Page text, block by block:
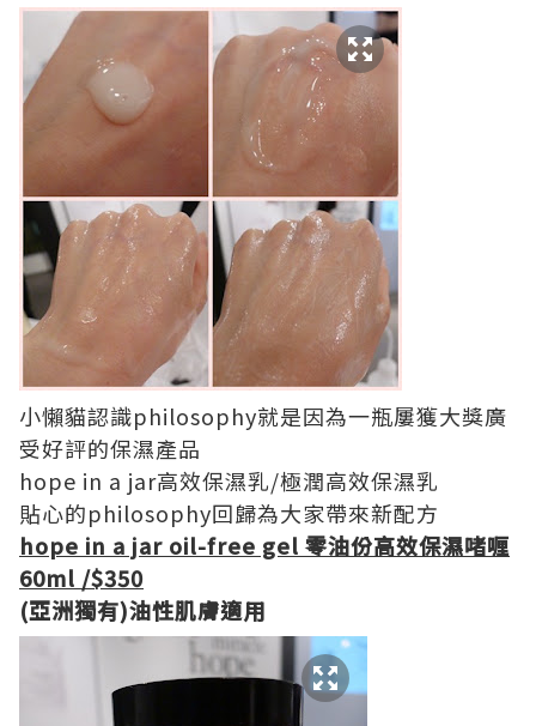
小懶貓認識philosophy就是因為一瓶屢獲大獎廣
受好評的保濕產品
hope in a jar高效保濕乳/極潤高效保濕乳
貼心的philosophy回歸為大家帶來新配方
hope in a jar oil-free gel 零油份高效保濕啫喱
60ml /$350
(亞洲獨有)油性肌膚適用